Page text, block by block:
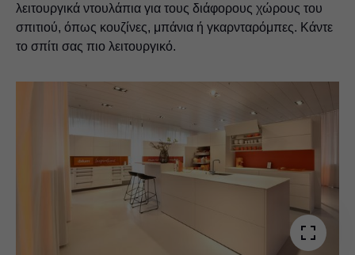
λειτουργικά ντουλάπια για τους διάφορους χώρους του
σπιτιού, όπως κουζίνες, μπάνια ή γκαρνταρόμπες. Κάντε
το σπίτι σας πιο λειτουργικό.